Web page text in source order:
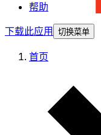
帮助
下载此应用
切换菜单
首页